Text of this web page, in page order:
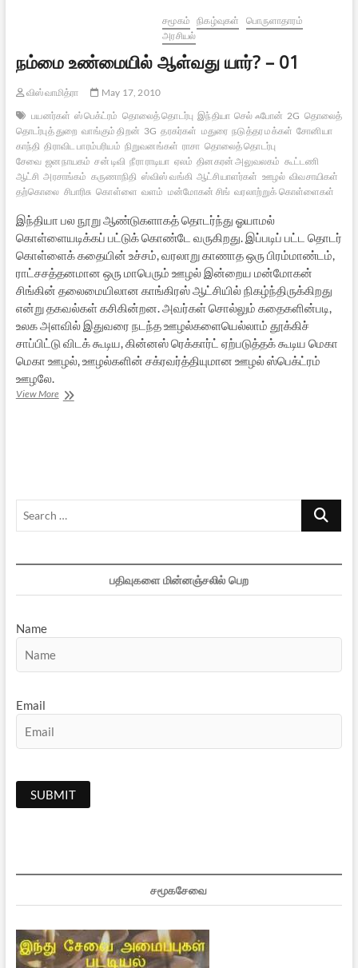
சமூகம் நிகழ்வுகள்
பொருளாதாரம்
அரசியல்
நம்மை உண்மையில் ஆள்வது யார்? – 01
விஸ்வாமித்ரா
May 17, 2010
பயனர்கள் ஸ்பெக்ட்ரம் தொலைத் தொடர்பு இந்தியா செல் ஃபோன் 2G தொலைத்
தொடர்புத் துறை வாங்கும் திறன் 3G தரகர்கள் மதுரை நடுத்தர மக்கள் சோனியா
காந்தி திராவிட பாரம்பரியம் நிறுவனங்கள் ராசா தொலைத் தொடர்பு
சேவை ஜனநாயகம் சன் டிவி நீரா ராடியா ஏலம் தினகரன் அலுவலகம் கூட்டணி
ஆட்சி அரசாங்கம் கருணாநிதி ஸ்விஸ் வங்கி ஆட்சியாளர்கள் ஊழல் விவசாயிகள்
தற்கொலை சிபாரிசு கொள்ளை வளம் மன்மோகன் சிங் வரலாற்றுக் கொள்ளைகள்
இந்தியா பல நூறு ஆண்டுகளாகத் தொடர்ந்து ஓயாமல்
கொள்ளையடிக்கப் பட்டுக் கொண்டே வருகிறது. இப்படிப் பட்ட தொடர்
கொள்ளைக் கதையின் உச்சம், வரலாறு காணாத ஒரு பிரம்மாண்டம்,
ராட்சசத்தனமான ஒரு மாபெரும் ஊழல் இன்றைய மன்மோகன்
சிங்கின் தலைமையிலான காங்கிரஸ் ஆட்சியில் நிகழ்ந்திருக்கிறது
என்று தகவல்கள் கசிகின்றன. அவர்கள் சொல்லும் கதைகளின்படி,
உலக அளவில் இதுவரை நடந்த ஊழல்களையெல்லாம் தூக்கிச்
சாப்பிட்டு விடக் கூடிய, கின்னஸ் ரெக்கார்ட் ஏற்படுத்தக் கூடிய மெகா
மெகா ஊழல், ஊழல்களின் சக்ரவர்த்தியுமான ஊழல் ஸ்பெக்ட்ரம்
ஊழலே.
View Moreநம்மை
Search
பதிவுகளை மின்னஞ்சலில் பெற
Name
Email
சமூகசேவை